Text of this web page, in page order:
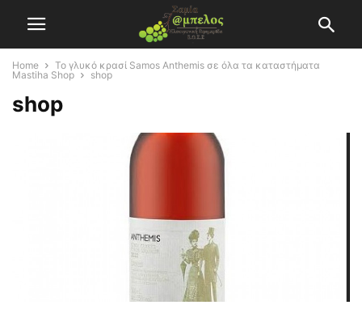
Home
Το γλυκό κρασί Samos Anthemis σε όλα τα καταστήματα
Mastiha Shop
shop
shop